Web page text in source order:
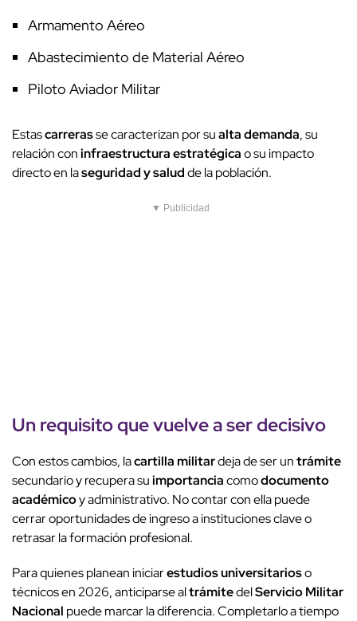
Armamento Aéreo
Abastecimiento de Material Aéreo
Piloto Aviador Militar
Estascarrerasse caracterizan por sualta demanda, su
relación coninfraestructura estratégicao su impacto
directo en laseguridad y saludde la población.
▼ Publicidad
Un requisito que vuelve a ser decisivo
Con estos cambios, lacartilla militardeja de ser untrámite
secundario y recupera suimportanciacomodocumento
académicoy administrativo. No contar con ella puede
cerrar oportunidades de ingreso a instituciones clave o
retrasar la formación profesional.
Para quienes planean iniciarestudios universitarioso
técnicos en 2026, anticiparse altrámitedelServicio Militar
Nacional puede marcar la diferencia. Completarlo a tiempo